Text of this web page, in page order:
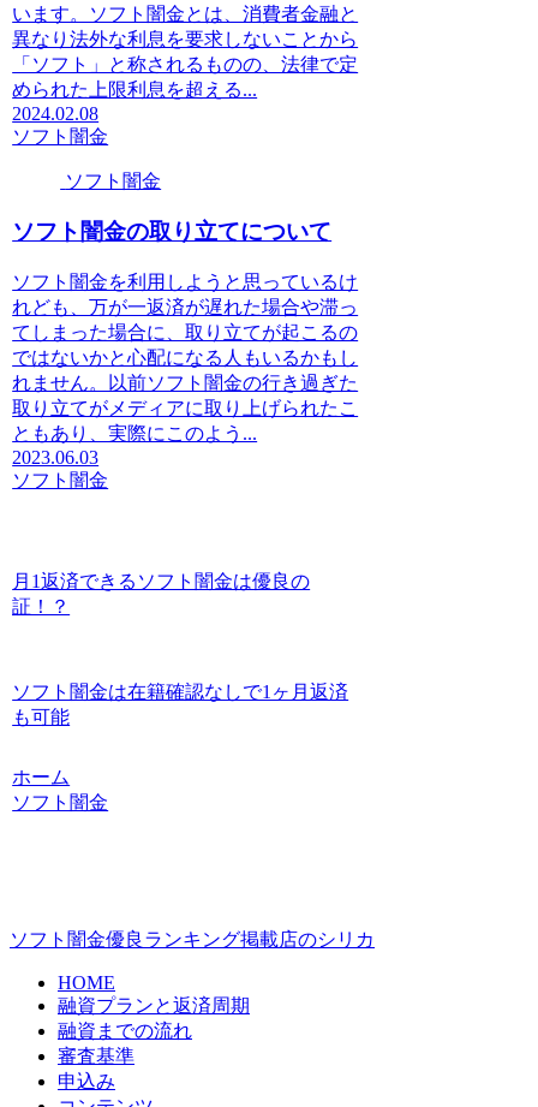
います。ソフト闇金とは、消費者金融と
異なり法外な利息を要求しないことから
「ソフト」と称されるものの、法律で定
められた上限利息を超える...
2024.02.08
ソフト闇金
ソフト闇金
ソフト闇金の取り立てについて
ソフト闇金を利用しようと思っているけ
れども、万が一返済が遅れた場合や滞っ
てしまった場合に、取り立てが起こるの
ではないかと心配になる人もいるかもし
れません。以前ソフト闇金の行き過ぎた
取り立てがメディアに取り上げられたこ
ともあり、実際にこのよう...
2023.06.03
ソフト闇金
月1返済できるソフト闇金は優良の
証！？
ソフト闇金は在籍確認なしで1ヶ月返済
も可能
ホーム
ソフト闇金
ソフト闇金優良ランキング掲載店のシリカ
HOME
融資プランと返済周期
融資までの流れ
審査基準
申込み